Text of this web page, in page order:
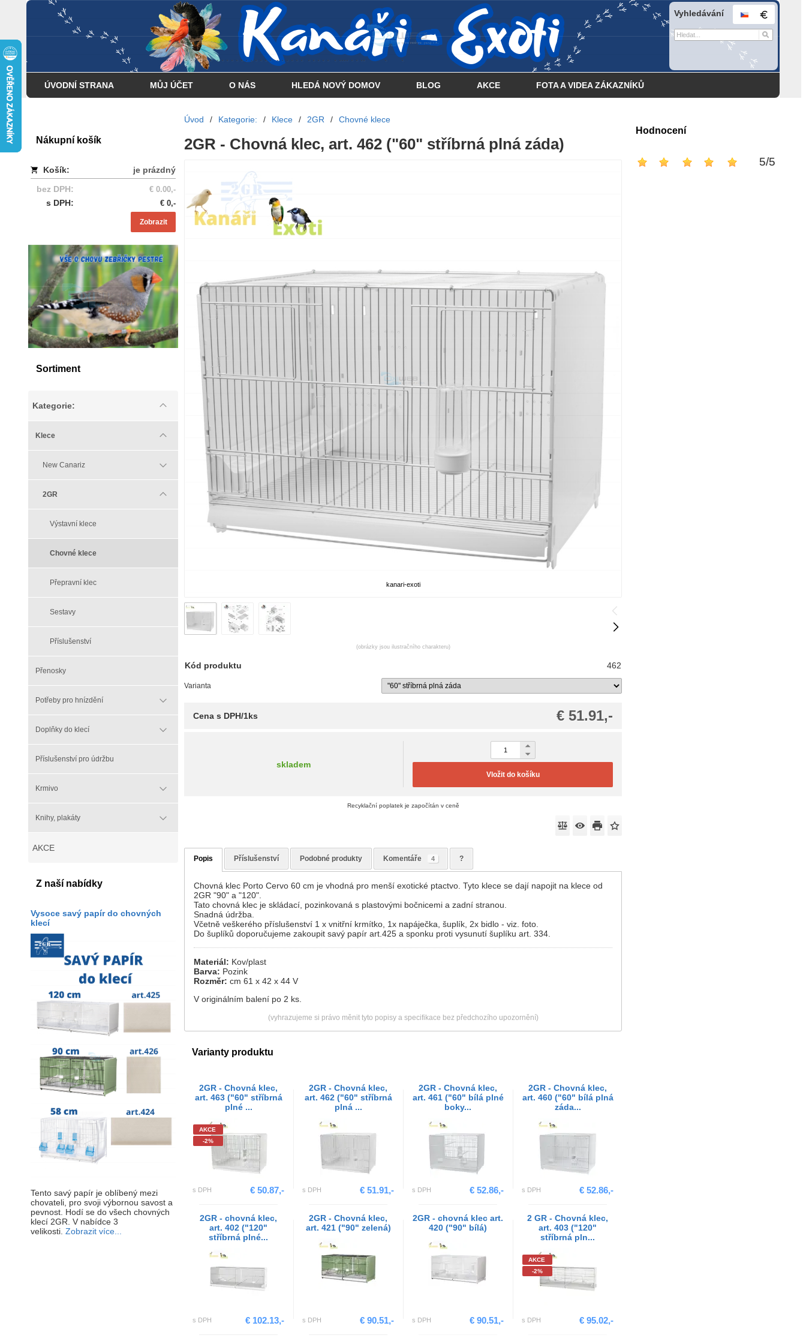
Vyhledávání
... . . . . . . . . . . . . . . . . . . . . . . . . . . . . . . . .... . . .. . .
ÚVODNÍ STRANA MŮJ ÚČET O NÁS HLEDÁ NOVÝ DOMOV BLOG AKCE FOTA A VIDEA ZÁKAZNÍKŮ
Nákupní košík
Košík:
je prázdný
bez DPH:
€ 0.00,-
s DPH: € 0,-
Zobrazit
Sortiment
Kategorie:
Klece
New Canariz
2GR
Výstavní klece
Chovné klece
Přepravní klec
Sestavy
Příslušenství
Přenosky
Potřeby pro hnízdění
Doplňky do klecí
Příslušenství pro údržbu
Krmivo
Knihy, plakáty
AKCE
Z naší nabídky
Vysoce savý papír do chovných
klecí
Tento savý papír je oblíbený mezi
chovateli, pro svoji výbornou savost a
pevnost. Hodí se do všech chovných
klecí 2GR. V nabídce 3
velikosti. Zobrazit více...
Hodnocení
5/5
Úvod / Kategorie: / Klece / 2GR / Chovné klece
2GR - Chovná klec, art. 462 ("60" stříbrná plná záda)
kanari-exoti
(obrázky jsou ilustračního charakteru)
Kód produktu 462
Varianta
€ 51.91,-
Cena s DPH/1ks
skladem
Vložit do košíku
Recyklační poplatek je započítán v ceně
Popis Příslušenství Podobné produkty Komentáře 4 ?
Chovná klec Porto Cervo 60 cm je vhodná pro menší exotické ptactvo. Tyto klece se dají napojit na klece od
2GR "90" a "120".
Tato chovná klec je skládací, pozinkovaná s plastovými bočnicemi a zadní stranou.
Snadná údržba.
Včetně veškerého příslušenství 1 x vnitřní krmítko, 1x napáječka, šuplík, 2x bidlo - viz. foto.
Do šuplíků doporučujeme zakoupit savý papír art.425 a sponku proti vysunutí šuplíku art. 334.
Materiál: Kov/plast
Barva: Pozink
Rozměr: cm 61 x 42 x 44 V
V originálním balení po 2 ks.
(vyhrazujeme si právo měnit tyto popisy a specifikace bez předchozího upozornění)
Varianty produktu
2GR - Chovná klec,
art. 463 ("60" stříbrná
plné ...
AKCE
-2%
s DPH € 50.87,-
2GR - Chovná klec,
art. 462 ("60" stříbrná
plná ...
s DPH € 51.91,-
2GR - Chovná klec,
art. 461 ("60" bílá plné
boky...
s DPH € 52.86,-
2GR - Chovná klec,
art. 460 ("60" bílá plná
záda...
s DPH € 52.86,-
2GR - chovná klec,
art. 402 ("120"
stříbrná plné...
s DPH € 102.13,-
2GR - Chovná klec,
art. 421 ("90" zelená)
s DPH € 90.51,-
2GR - chovná klec art.
420 ("90" bílá)
s DPH € 90.51,-
2 GR - Chovná klec,
art. 403 ("120"
stříbrná pln...
AKCE
-2%
s DPH € 95.02,-